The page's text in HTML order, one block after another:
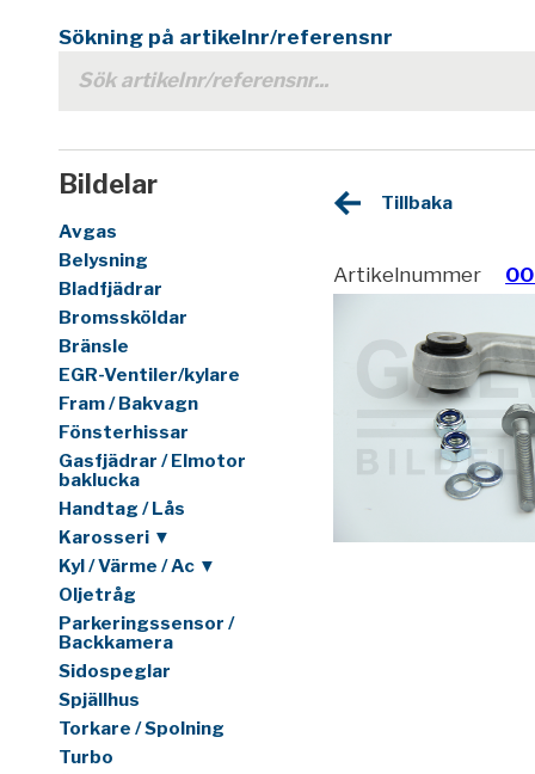
Sökning på artikelnr/referensnr
Bildelar
Avgas
Belysning
Bladfjädrar
Bromssköldar
Bränsle
EGR-Ventiler/kylare
Fram / Bakvagn
Fönsterhissar
Gasfjädrar / Elmotor
baklucka
Handtag / Lås
Karosseri ▼
Kyl / Värme / Ac ▼
Oljetråg
Parkeringssensor /
Backkamera
Sidospeglar
Spjällhus
Torkare / Spolning
Turbo
Tillbaka
Artikelnummer